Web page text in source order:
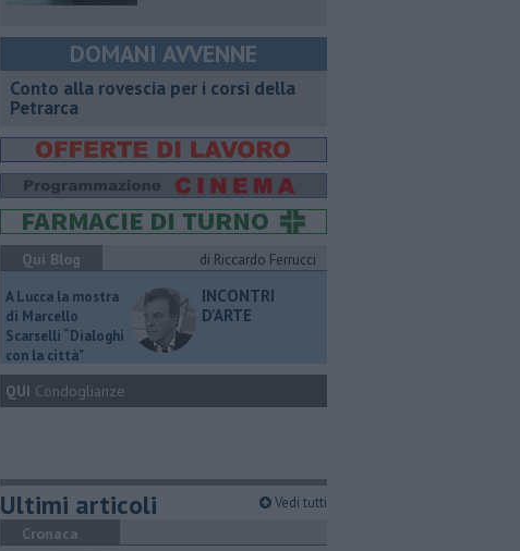
DOMANI AVVENNE
​Conto alla rovescia per i corsi della
Petrarca
Qui Blog
di Riccardo Ferrucci
A Lucca la mostra
di Marcello
Scarselli “Dialoghi
con la città"
INCONTRI
D'ARTE
QUI Condoglianze
Ultimi articoli Vedi tutti
Cronaca